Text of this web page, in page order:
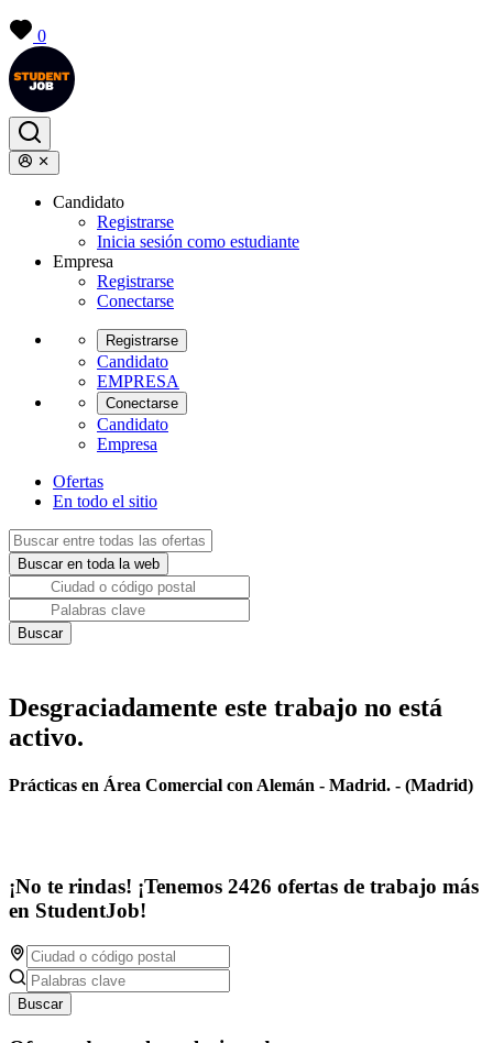
0
Candidato
Registrarse
Inicia sesión como estudiante
Empresa
Registrarse
Conectarse
Registrarse
Candidato
EMPRESA
Conectarse
Candidato
Empresa
Ofertas
En todo el sitio
Desgraciadamente este trabajo no está
activo.
Prácticas en Área Comercial con Alemán - Madrid. - (Madrid)
¡No te rindas! ¡Tenemos 2426 ofertas de trabajo más
en StudentJob!
Buscar